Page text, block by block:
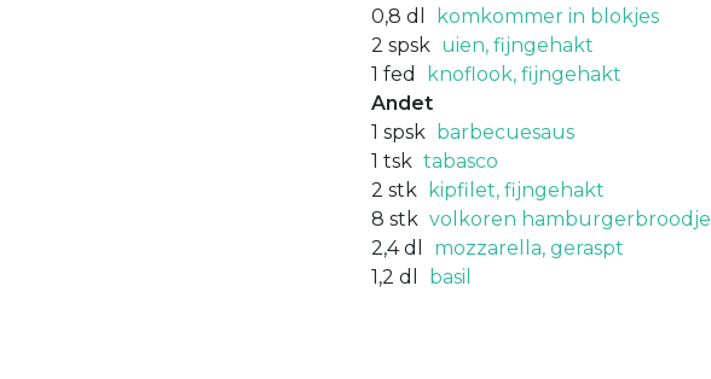
0,8 dl
komkommer in blokjes
2 spsk uien, fijngehakt
1 fed
knoflook, fijngehakt
Andet
1 spsk barbecuesaus
1 tsk tabasco
2 stk
kipfilet, fijngehakt
8 stk volkoren hamburgerbroodje
2,4 dl
mozzarella, geraspt
1,2 dl basil